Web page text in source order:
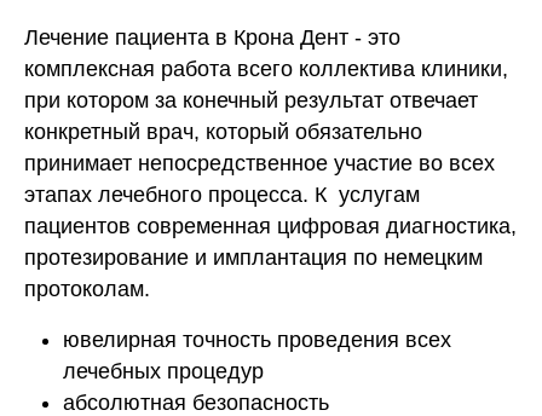
Лечение пациента в Крона Дент - это
комплексная работа всего коллектива клиники,
при котором за конечный результат отвечает
конкретный врач, который обязательно
принимает непосредственное участие во всех
этапах лечебного процесса. К услугам
пациентов современная цифровая диагностика,
протезирование и имплантация по немецким
протоколам.
ювелирная точность проведения всех
лечебных процедур
абсолютная безопасность